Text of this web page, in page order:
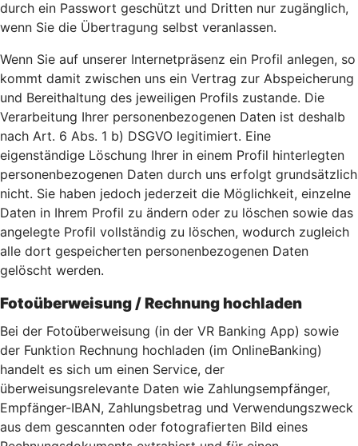
durch ein Passwort geschützt und Dritten nur zugänglich,
wenn Sie die Übertragung selbst veranlassen.
Wenn Sie auf unserer Internetpräsenz ein Profil anlegen, so
kommt damit zwischen uns ein Vertrag zur Abspeicherung
und Bereithaltung des jeweiligen Profils zustande. Die
Verarbeitung Ihrer personenbezogenen Daten ist deshalb
nach Art. 6 Abs. 1 b) DSGVO legitimiert. Eine
eigenständige Löschung Ihrer in einem Profil hinterlegten
personenbezogenen Daten durch uns erfolgt grundsätzlich
nicht. Sie haben jedoch jederzeit die Möglichkeit, einzelne
Daten in Ihrem Profil zu ändern oder zu löschen sowie das
angelegte Profil vollständig zu löschen, wodurch zugleich
alle dort gespeicherten personenbezogenen Daten
gelöscht werden.
Fotoüberweisung / Rechnung hochladen
Bei der Fotoüberweisung (in der VR Banking App) sowie
der Funktion Rechnung hochladen (im OnlineBanking)
handelt es sich um einen Service, der
überweisungsrelevante Daten wie Zahlungsempfänger,
Empfänger-IBAN, Zahlungsbetrag und Verwendungszweck
aus dem gescannten oder fotografierten Bild eines